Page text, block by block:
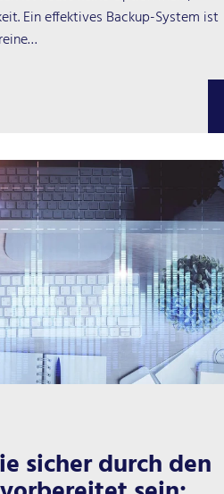
Ein effektives Backup-System ist
sicher durch den